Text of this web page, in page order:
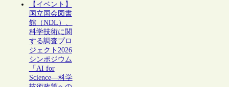
【イベント】
国立国会図書
館（NDL）、
科学技術に関
する調査プロ
ジェクト2026
シンポジウム
「AI for
Science―科学